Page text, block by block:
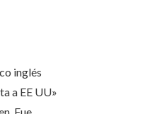
inglés
a EE UU»